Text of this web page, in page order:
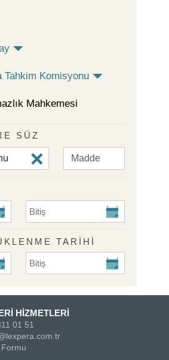
Tahkim Komisyonu
Mahkemesi
SÜZ
KARAR TARİHİ Bitiş
TARIHI
Tarihi Başlangıç
Lexpera'ya Yüklenme Tarihi
HİZMETLERİ
01 51